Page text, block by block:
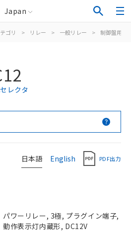
Japan
ゴリ > リレー > 一般リレー > 制御盤用
レクタ
日本語 English PDF出力
パワーリレー, 3極, プラグイン端子,
動作表示灯内蔵形, DC12V